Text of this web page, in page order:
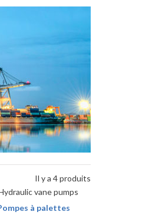
Il y a 4 produits
à palettes